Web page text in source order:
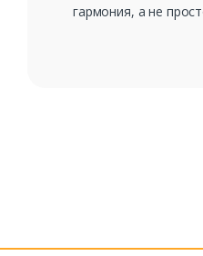
гармония, а не